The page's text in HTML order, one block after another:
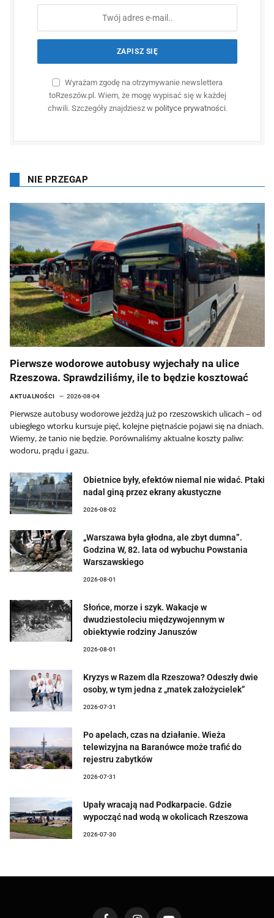
Wyrażam zgodę na otrzymywanie newslettera
toRzeszów.pl. Wiem, że mogę wypisać się w każdej
chwili. Szczegóły znajdziesz w polityce prywatności.
NIE PRZEGAP
Pierwsze wodorowe autobusy wyjechały na ulice
Rzeszowa. Sprawdziliśmy, ile to będzie kosztować
AKTUALNOŚCI 2026-08-04
Pierwsze autobusy wodorowe jeżdżą już po rzeszowskich ulicach – od
ubiegłego wtorku kursuje pięć, kolejne piętnaście pojawi się na dniach.
Wiemy, że tanio nie będzie. Porównaliśmy aktualne koszty paliw:
wodoru, prądu i gazu.
Obietnice były, efektów niemal nie widać. Ptaki
nadal giną przez ekrany akustyczne
2026-08-02
„Warszawa była głodna, ale zbyt dumna”.
Godzina W, 82. lata od wybuchu Powstania
Warszawskiego
2026-08-01
Słońce, morze i szyk. Wakacje w
dwudziestoleciu międzywojennym w
obiektywie rodziny Januszów
2026-08-01
Kryzys w Razem dla Rzeszowa? Odeszły dwie
osoby, w tym jedna z „matek założycielek”
2026-07-31
Po apelach, czas na działanie. Wieża
telewizyjna na Baranówce może trafić do
rejestru zabytków
2026-07-31
Upały wracają nad Podkarpacie. Gdzie
wypocząć nad wodą w okolicach Rzeszowa
2026-07-30